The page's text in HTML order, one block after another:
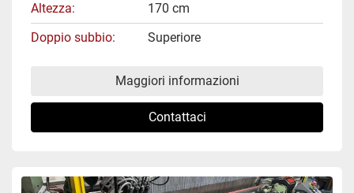
Altezza
170 cm
Doppio subbio
Superiore
Maggiori informazioni
Contattaci